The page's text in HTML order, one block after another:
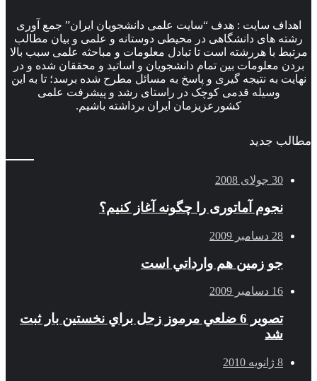
اهداف سایت : هدف “سایت علمی دانشجویان ایران” جمع آوری
رشته های دانشگاهی در محیطی دوستانه و علمی و بیان مطالب
مرتبط با هررشته است تا تبادل معلومات و مباحثه علمی سبب بالا
بردن معلومات بین تمام دانشجویان و اساتید و محققان شده و در
نهایت به نتیجه گیری و پاسخ به مسائل مطرح شده برسد؛ تا به این
وسیله قدمی کوچک در راستای رشد و پیشرفت علمی
کشورعزیزمان ایران برداشته باشیم.
مطالب جدید
30 جولای 2008
نجوم آماتوری را چگونه آغاز کنیم؟
28 دسامبر 2009
جو زمين هم وارداتي است
16 دسامبر 2009
تصوير 6 ضلعي مرموز زحل براي نخستين بار ثبت
شد
8 ژانویه 2010